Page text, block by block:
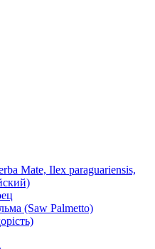
Mate, Ilex paraguariensis,
(Saw Palmetto)